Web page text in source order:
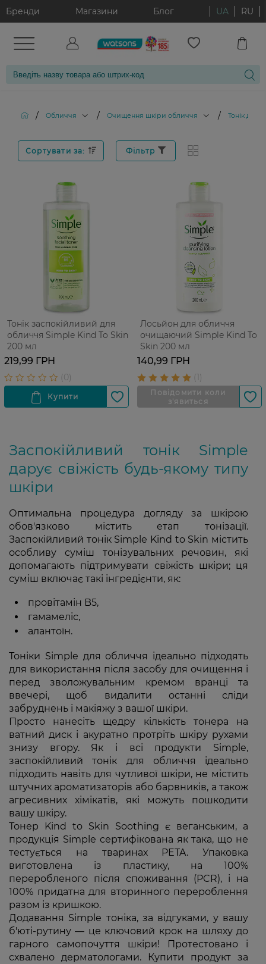
Бренди Магазини Блог UA RU
/ Обличчя / Очищення шкіри обличчя / Тонік для
Сортувати за: Фільтр
Тонік заспокійливий для
обличчя Simple Kind To Skin
200 мл
219,99 ГРН
Лосьйон для обличчя
очищаючий Simple Kind To
Skin 200 мл
140,99 ГРН
Заспокійливий тонік Simple
дарує свіжість будь-якому типу
шкіри
Оптимальна процедура догляду за шкірою
обов'язково містить етап тонізації.
Заспокійливий тонік Simple Kind to Skin містить
особливу суміш тонізувальних речовин, які
допомагають підтримувати свіжість шкіри; ця
суміш включає такі інгредієнти, як:
провітамін B5,
гамамеліс,
алантоїн.
Тоніки Simple для обличчя ідеально підходять
для використання після засобу для очищення і
перед зволожувальним кремом вранці та
ввечері, щоб видалити останні сліди
забруднень і макіяжу з вашої шкіри.
Просто нанесіть щедру кількість тонера на
ватний диск і акуратно протріть шкіру рухами
знизу вгору. Як і всі продукти Simple,
заспокійливий тонік для обличчя ідеально
підходить навіть для чутливої шкіри, не містить
штучних ароматизаторів або барвників, а також
агресивних хімікатів, які можуть пошкодити
вашу шкіру.
Тонер Kind to Skin Soothing є веганським, а
продукція Simple сертифікована як така, що не
тестується на тваринах PETA. Упаковка
виготовлена із пластику, на 100%
переробленого після споживання (PCR), і на
100% придатна для вторинного перероблення
разом із кришкою.
Додавання Simple тоніка, за відгуками, у вашу
б'юті-рутину — це ключовий крок на шляху до
гарного самопочуття шкіри! Протестовано і
схвалено дерматологами. Купити продукт за